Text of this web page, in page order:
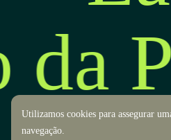
Utilizamos cookies para assegurar
navegação.